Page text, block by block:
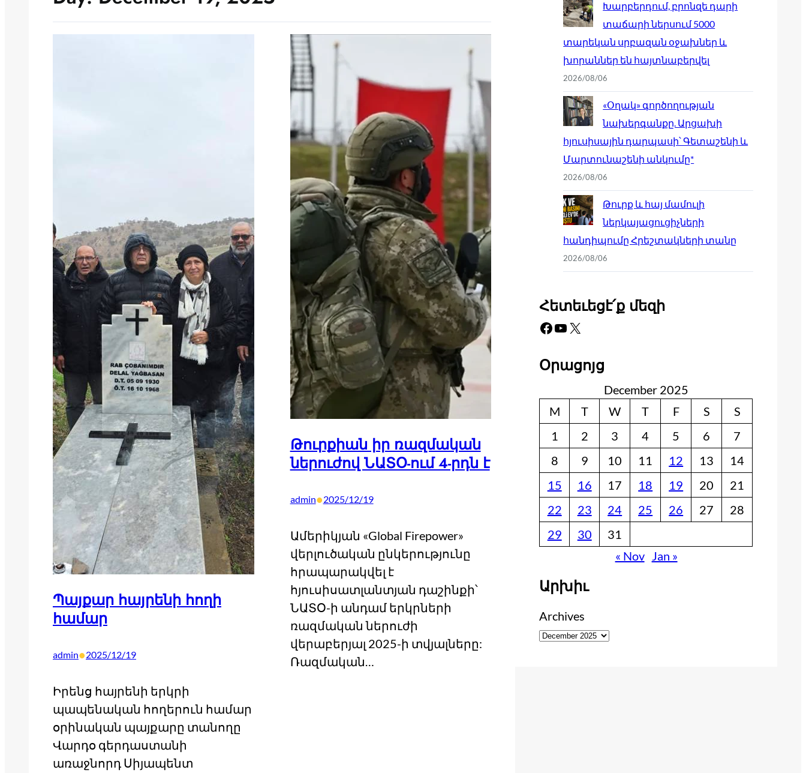
Պայքար հայրենի հողի
համար
admin•2025/12/19
Իրենց հայրենի երկրի
պապենական հողերուն համար
օրինական պայքարը տանողը
Վարդօ գերդաստանի
առաջնորդ Սիյապենտ
Թուրքիան իր ռազմական
ներուժով ՆԱՏՕ-ում 4-րդն է
admin•2025/12/19
Ամերիկյան «Global Firepower»
վերլուծական ընկերությունը
հրապարակվել է
հյուսիսատլանտյան դաշինքի՝
ՆԱՏՕ-ի անդամ երկրների
ռազմական ներուժի
վերաբերյալ 2025-ի տվյալները:
Ռազմական…
Խարբերդում, բրոնզե դարի
տաճարի ներսում 5000
տարեկան սրբազան օջախներ և
խորաններ են հայտնաբերվել
2026/08/06
«Օղակ» գործողության
նախերգանքը. Արցախի
հյուսիսային դարպասի՝ Գետաշենի և
Մարտունաշենի անկումը*
2026/08/06
Թուրք և հայ մամուլի
ներկայացուցիչների
հանդիպումը Հրեշտակների տանը
2026/08/06
Հետեւեցէ՛ք մեզի
Facebook YouTube X
Օրացոյց
December 2025
M
T W T F S
S
1
2 3 4 5 6
7
8
9 10 11 12 13
14
15
16 17 18 19 20
21
22
23 24 25 26 27
28
29
30
31
« Nov
Jan »
Արխիւ
Archives